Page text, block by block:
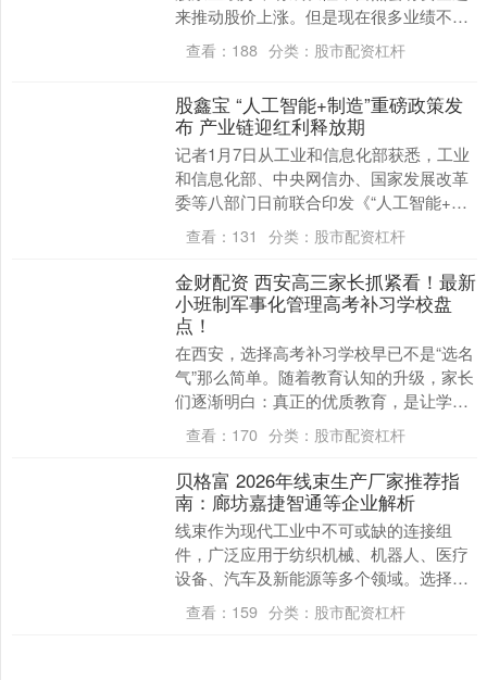
来推动股价上涨。但是现在很多业绩不怎
么样的股票一个劲的涨，很多私募、外
资、社保、公募进入....
查看： 188 分类： 股市配资杠杆
股鑫宝 “人工智能+制造”重磅政策发
布 产业链迎红利释放期
记者1月7日从工业和信息化部获悉，工业
和信息化部、中央网信办、国家发展改革
委等八部门日前联合印发《“人工智能+制
造”专项行动实施意见》（以下简称《意
见》），提出....
查看： 131 分类： 股市配资杠杆
金财配资 西安高三家长抓紧看！最新
小班制军事化管理高考补习学校盘
点！
在西安，选择高考补习学校早已不是“选名
气”那么简单。随着教育认知的升级，家长
们逐渐明白：真正的优质教育，是让学生
在适配的成长环境中实现高效提分。过去
盲目追逐规模....
查看： 170 分类： 股市配资杠杆
贝格富 2026年线束生产厂家推荐指
南：廊坊嘉捷智通等企业解析
线束作为现代工业中不可或缺的连接组
件，广泛应用于纺织机械、机器人、医疗
设备、汽车及新能源等多个领域。选择一
家可靠的线束生产厂家，对于企业来说至
关重要。本文将为您....
查看： 159 分类： 股市配资杠杆